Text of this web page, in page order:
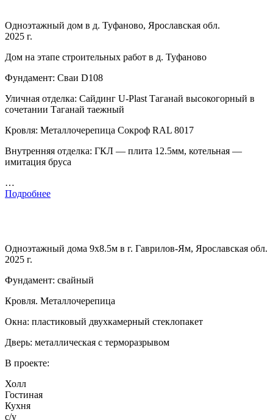
Одноэтажный дом в д. Туфаново, Ярославская обл.
2025 г.
Дом на этапе строительных работ в д. Туфаново
Фундамент: Сваи D108
Уличная отделка: Сайдинг U-Plast Таганай высокогорный в
сочетании Таганай таежный
Кровля: Металлочерепица Сокроф RAL 8017
Внутренняя отделка: ГКЛ — плита 12.5мм, котельная —
имитация бруса
…
Подробнее
Одноэтажный дома 9х8.5м в г. Гаврилов-Ям, Ярославская обл.
2025 г.
Фундамент: свайный
Кровля. Металлочерепица
Окна: пластиковый двухкамерный стеклопакет
Дверь: металлическая с терморазрывом
В проекте:
Холл
Гостиная
Кухня
с/у